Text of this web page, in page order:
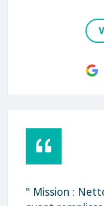
" Mission :